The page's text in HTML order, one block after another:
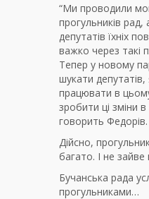
“Ми проводили
прогульників
депутатів їхніх
важко через такі
Тепер у новому
шукати депутатів,
працювати в
зробити ці зміни
говорить Федорів.
Дійсно,
багато. І не зайве
Бучанська рада
прогульниками…